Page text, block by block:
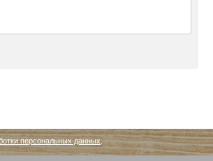
персональных данных.